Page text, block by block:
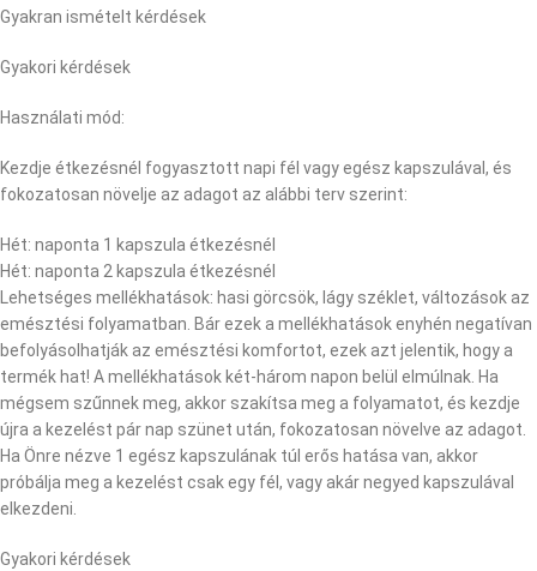
Gyakran ismételt kérdések
Gyakori kérdések
Használati mód:
Kezdje étkezésnél fogyasztott napi fél vagy egész kapszulával, és
fokozatosan növelje az adagot az alábbi terv szerint:
Hét: naponta 1 kapszula étkezésnél
Hét: naponta 2 kapszula étkezésnél
Lehetséges mellékhatások: hasi görcsök, lágy széklet, változások az
emésztési folyamatban. Bár ezek a mellékhatások enyhén negatívan
befolyásolhatják az emésztési komfortot, ezek azt jelentik, hogy a
termék hat! A mellékhatások két-három napon belül elmúlnak. Ha
mégsem szűnnek meg, akkor szakítsa meg a folyamatot, és kezdje
újra a kezelést pár nap szünet után, fokozatosan növelve az adagot.
Ha Önre nézve 1 egész kapszulának túl erős hatása van, akkor
próbálja meg a kezelést csak egy fél, vagy akár negyed kapszulával
elkezdeni.
Gyakori kérdések